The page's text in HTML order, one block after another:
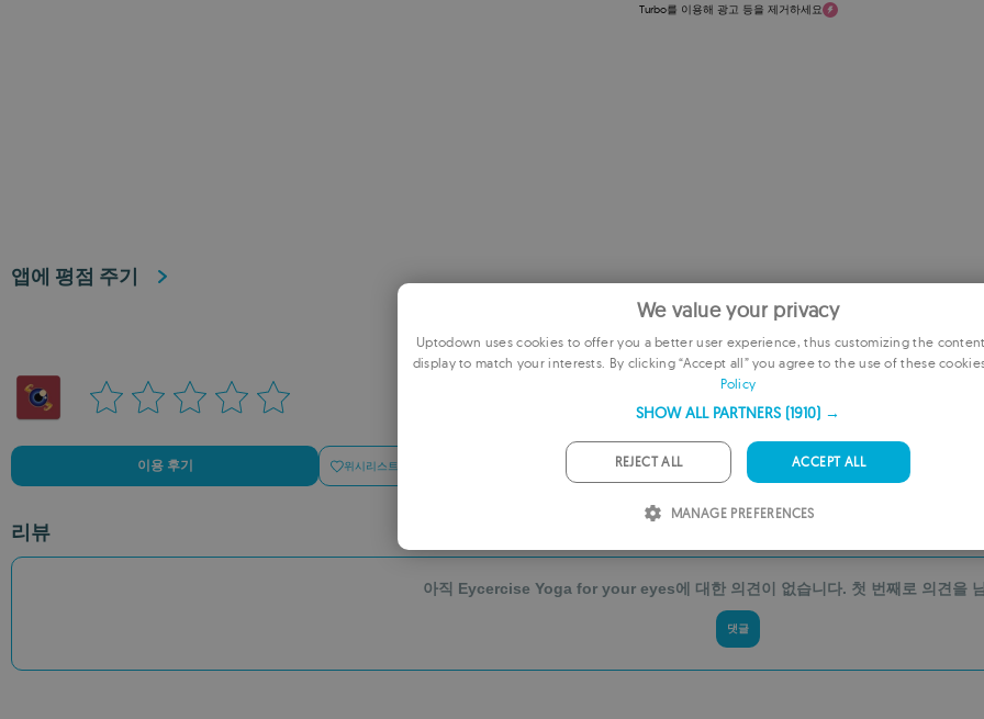
Turbo를 이용해 광고 등을 제거하세요
앱에 평점 주기
이용 후기 위시리스트에 추가하기
리뷰
아직 Eycercise Yoga for your eyes에 대한 의견이 없습니다. 첫 번째로 의견을
댓글
We value your privacy
Uptodown uses cookies to offer you a better user experience, thus customizing the
display to match your interests. By clicking “Accept all” you agree to the use of these
Policy
SHOW ALL PARTNERS (1910) →
ACCEPT ALL
REJECT ALL
MANAGE PREFERENCES